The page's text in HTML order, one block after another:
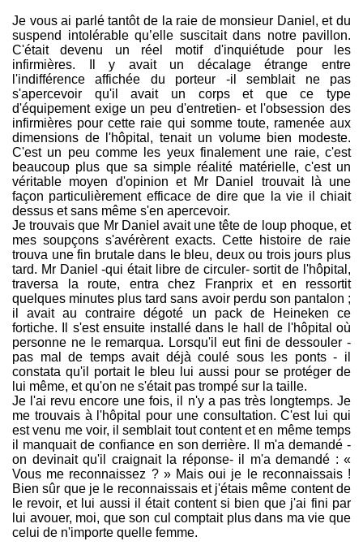
Je vous ai parlé tantôt de la raie de monsieur Daniel, et du
suspend intolérable qu’elle suscitait dans notre pavillon.
C'était devenu un réel motif d'inquiétude pour les
infirmières. Il y avait un décalage étrange entre
l'indifférence affichée du porteur -il semblait ne pas
s'apercevoir qu'il avait un corps et que ce type
d'équipement exige un peu d'entretien- et l'obsession des
infirmières pour cette raie qui somme toute, ramenée aux
dimensions de l'hôpital, tenait un volume bien modeste.
C'est un peu comme les yeux finalement une raie, c'est
beaucoup plus que sa simple réalité matérielle, c'est un
véritable moyen d'opinion et Mr Daniel trouvait là une
façon particulièrement efficace de dire que la vie il chiait
dessus et sans même s'en apercevoir.
Je trouvais que Mr Daniel avait une tête de loup phoque, et
mes soupçons s'avérèrent exacts. Cette histoire de raie
trouva une fin brutale dans le bleu, deux ou trois jours plus
tard. Mr Daniel -qui était libre de circuler- sortit de l'hôpital,
traversa la route, entra chez Franprix et en ressortit
quelques minutes plus tard sans avoir perdu son pantalon ;
il avait au contraire dégoté un pack de Heineken ce
fortiche. Il s'est ensuite installé dans le hall de l'hôpital où
personne ne le remarqua. Lorsqu'il eut fini de dessouler -
pas mal de temps avait déjà coulé sous les ponts - il
constata qu'il portait le bleu lui aussi pour se protéger de
lui même, et qu'on ne s'était pas trompé sur la taille.
Je l'ai revu encore une fois, il n'y a pas très longtemps. Je
me trouvais à l'hôpital pour une consultation. C'est lui qui
est venu me voir, il semblait tout content et en même temps
il manquait de confiance en son derrière. Il m'a demandé -
on devinait qu'il craignait la réponse- il m'a demandé : «
Vous me reconnaissez ? » Mais oui je le reconnaissais !
Bien sûr que je le reconnaissais et j'étais même content de
le revoir, et lui aussi il était content si bien que j'ai fini par
lui avouer, moi, que son cul comptait plus dans ma vie que
celui de n'importe quelle femme.